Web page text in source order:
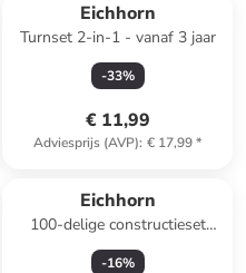
Eichhorn
Turnset 2-in-1 - vanaf 3 jaar
-33%
€ 11,99
Adviesprijs (AVP): € 17,99*
Eichhorn
100-delige constructieset
"Dinosaurussen" - vanaf 5 jaar
-16%